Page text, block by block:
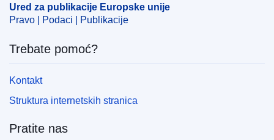
OJ : C_202402612
Ured za publikacije Europske unije
Pravo | Podaci | Publikacije
Trebate pomoć?
Kontakt
Struktura internetskih stranica
Pratite nas